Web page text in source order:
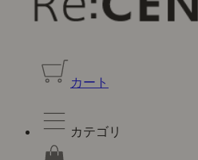
カート
カテゴリ